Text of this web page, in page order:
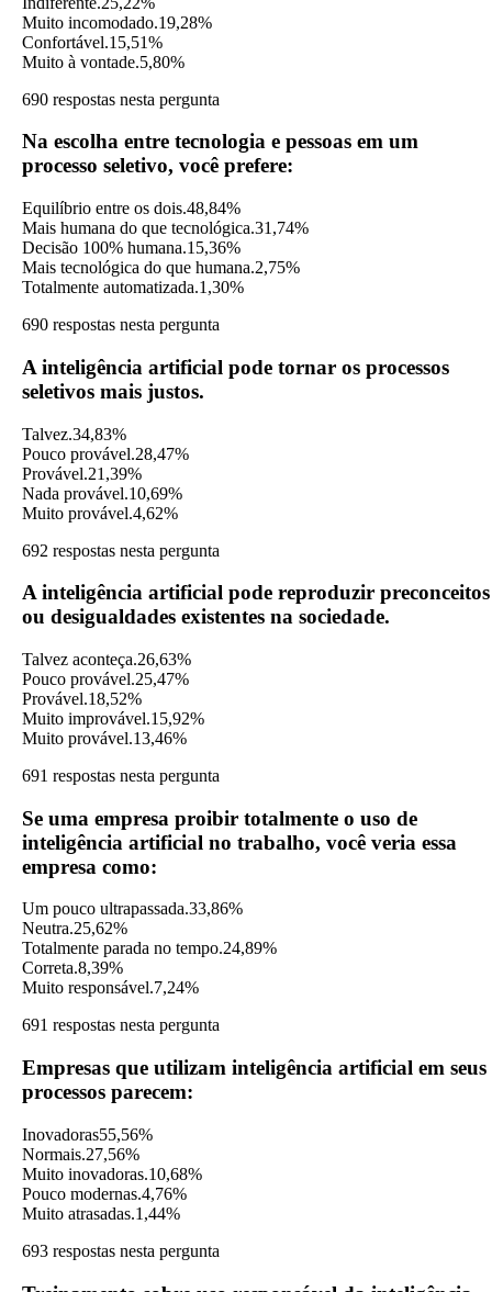
Muito incomodado.19,28%
Confortável.15,51%
Muito à vontade.5,80%
690 respostas nesta pergunta
Na escolha entre tecnologia e pessoas em um
processo seletivo, você prefere:
Equilíbrio entre os dois.48,84%
Mais humana do que tecnológica.31,74%
Decisão 100% humana.15,36%
Mais tecnológica do que humana.2,75%
Totalmente automatizada.1,30%
690 respostas nesta pergunta
A inteligência artificial pode tornar os processos
seletivos mais justos.
Talvez.34,83%
Pouco provável.28,47%
Provável.21,39%
Nada provável.10,69%
Muito provável.4,62%
692 respostas nesta pergunta
A inteligência artificial pode reproduzir preconceitos
ou desigualdades existentes na sociedade.
Talvez aconteça.26,63%
Pouco provável.25,47%
Provável.18,52%
Muito improvável.15,92%
Muito provável.13,46%
691 respostas nesta pergunta
Se uma empresa proibir totalmente o uso de
inteligência artificial no trabalho, você veria essa
empresa como:
Um pouco ultrapassada.33,86%
Neutra.25,62%
Totalmente parada no tempo.24,89%
Correta.8,39%
Muito responsável.7,24%
691 respostas nesta pergunta
Empresas que utilizam inteligência artificial em seus
processos parecem:
Inovadoras55,56%
Normais.27,56%
Muito inovadoras.10,68%
Pouco modernas.4,76%
Muito atrasadas.1,44%
693 respostas nesta pergunta